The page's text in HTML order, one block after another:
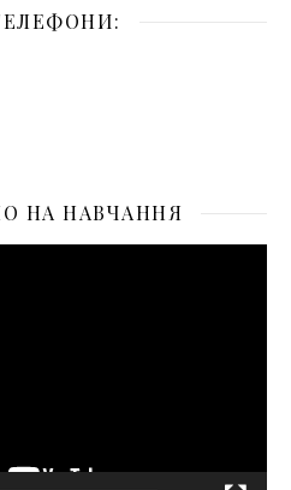
НА НАВЧАННЯ